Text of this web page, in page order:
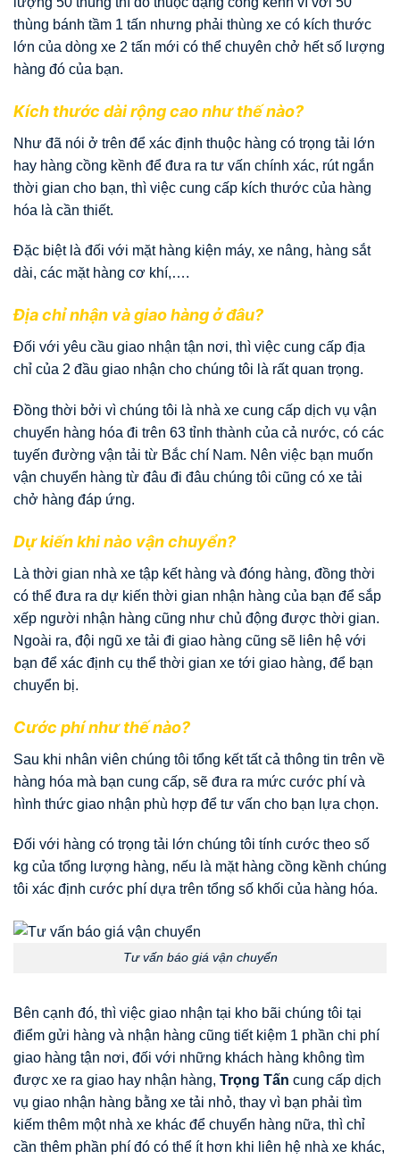
thùng bánh tầm 1 tấn nhưng phải thùng xe có kích thước
lớn của dòng xe 2 tấn mới có thể chuyên chở hết số lượng
hàng đó của bạn.
Kích thước dài rộng cao như thế nào?
Như đã nói ở trên để xác định thuộc hàng có trọng tải lớn
hay hàng cồng kềnh để đưa ra tư vấn chính xác, rút ngắn
thời gian cho bạn, thì việc cung cấp kích thước của hàng
hóa là cần thiết.
Đặc biệt là đối với mặt hàng kiện máy, xe nâng, hàng sắt
dài, các mặt hàng cơ khí,….
Địa chỉ nhận và giao hàng ở đâu?
Đối với yêu cầu giao nhận tận nơi, thì việc cung cấp địa
chỉ của 2 đầu giao nhận cho chúng tôi là rất quan trọng.
Đồng thời bởi vì chúng tôi là nhà xe cung cấp dịch vụ vận
chuyển hàng hóa đi trên 63 tỉnh thành của cả nước, có các
tuyến đường vận tải từ Bắc chí Nam. Nên việc bạn muốn
vận chuyển hàng từ đâu đi đâu chúng tôi cũng có xe tải
chở hàng đáp ứng.
Dự kiến khi nào vận chuyển?
Là thời gian nhà xe tập kết hàng và đóng hàng, đồng thời
có thể đưa ra dự kiến thời gian nhận hàng của bạn để sắp
xếp người nhận hàng cũng như chủ động được thời gian.
Ngoài ra, đội ngũ xe tải đi giao hàng cũng sẽ liên hệ với
bạn để xác định cụ thể thời gian xe tới giao hàng, để bạn
chuyển bị.
Cước phí như thế nào?
Sau khi nhân viên chúng tôi tổng kết tất cả thông tin trên về
hàng hóa mà bạn cung cấp, sẽ đưa ra mức cước phí và
hình thức giao nhận phù hợp để tư vấn cho bạn lựa chọn.
Đối với hàng có trọng tải lớn chúng tôi tính cước theo số
kg của tổng lượng hàng, nếu là mặt hàng cồng kềnh chúng
tôi xác định cước phí dựa trên tổng số khối của hàng hóa.
Tư vấn báo giá vận chuyển
Bên cạnh đó, thì việc giao nhận tại kho bãi chúng tôi tại
điểm gửi hàng và nhận hàng cũng tiết kiệm 1 phần chi phí
giao hàng tận nơi, đối với những khách hàng không tìm
được xe ra giao hay nhận hàng, Trọng Tấn cung cấp dịch
vụ giao nhận hàng bằng xe tải nhỏ, thay vì bạn phải tìm
kiếm thêm một nhà xe khác để chuyển hàng nữa, thì chỉ
cần thêm phần phí đó có thể ít hơn khi liên hệ nhà xe khác,